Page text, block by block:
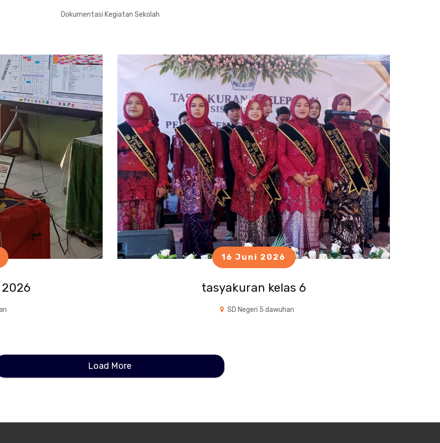
Dokumentasi Kegiatan Sekolah
2026
16 Juni 2026
tasyakuran kelas 6
SD Negeri 5 dawuhan
Load More